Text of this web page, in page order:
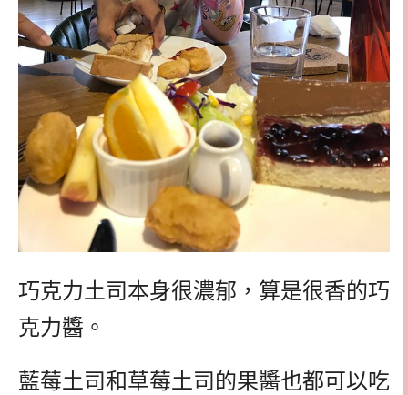
巧克力土司本身很濃郁，算是很香的巧
克力醬。
藍莓土司和草莓土司的果醬也都可以吃